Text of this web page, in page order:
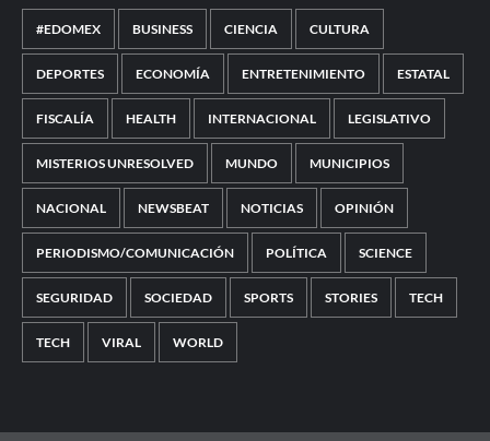
#EDOMEX BUSINESS CIENCIA CULTURA
DEPORTES ECONOMÍA ENTRETENIMIENTO ESTATAL
FISCALÍA HEALTH INTERNACIONAL LEGISLATIVO
MISTERIOS UNRESOLVED MUNDO MUNICIPIOS
NACIONAL NEWSBEAT NOTICIAS OPINIÓN
PERIODISMO/COMUNICACIÓN POLÍTICA SCIENCE
SEGURIDAD SOCIEDAD SPORTS STORIES TECH
TECH VIRAL WORLD